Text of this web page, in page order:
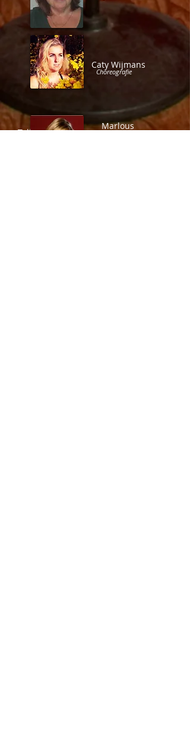
Caty Wijmans
Choreografie
Marlous
Tolhuisen